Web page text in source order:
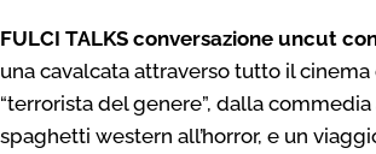
FULCI TALKS conversazione uncut
una cavalcata attraverso tutto il
“terrorista del genere”, dalla
spaghetti western all’horror, e un